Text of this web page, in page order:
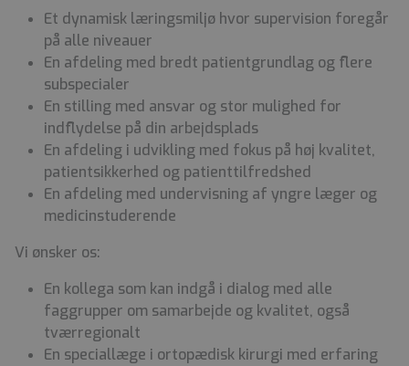
Et dynamisk læringsmiljø hvor supervision foregår
på alle niveauer
En afdeling med bredt patientgrundlag og flere
subspecialer
En stilling med ansvar og stor mulighed for
indflydelse på din arbejdsplads
En afdeling i udvikling med fokus på høj kvalitet,
patientsikkerhed og patienttilfredshed
En afdeling med undervisning af yngre læger og
medicinstuderende
Vi ønsker os:
En kollega som kan indgå i dialog med alle
faggrupper om samarbejde og kvalitet, også
tværregionalt
En speciallæge i ortopædisk kirurgi med erfaring